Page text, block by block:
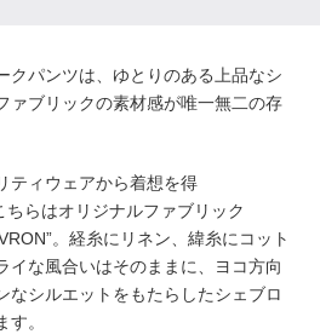
クパンツは、ゆとりのある上品なシ
ァブリックの素材感が唯一無二の存
ティウェアから着想を得
ちらはオリジナルファブリック
。経糸にリネン、緯糸にコット
イな風合いはそのままに、ヨコ方向
なシルエットをもたらしたシェブロ
す。